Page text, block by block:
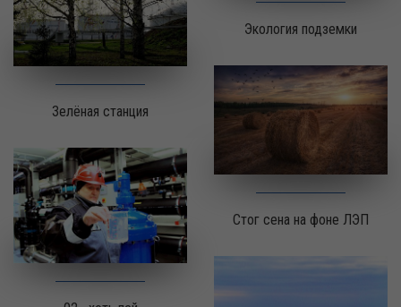
Зелёная станция
Экология подземки
Стог сена на фоне ЛЭП